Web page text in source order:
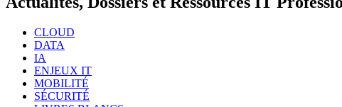
CLOUD
DATA
IA
ENJEUX IT
MOBILITÉ
SÉCURITÉ